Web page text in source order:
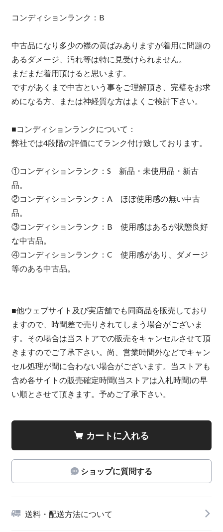
コンディションランク：B
中古品になり多少の襟の黄ばみありますが着用に問題の
あるダメージ、汚れ等は特に見受けられません。
まだまだ着用頂けると思います。
ですがあくまで中古という事をご理解頂き、完璧をお求
めになる方、または神経質な方はよくご検討下さい。
■コンディションランクについて：
弊社では4段階の評価にてランク付け致しております。
①コンディションランク：S 新品・未使用品・新古
品。
②コンディションランク：A ほぼ使用感の無い中古
品。
③コンディションランク：B 使用感はあるが状態良好
な中古品。
④コンディションランク：C 使用感があり、ダメージ
等のある中古品。
■他ウェブサイト及び実店舗でも同商品を販売しており
ますので、時間差で売りきれてしまう場合がございま
す。その場合は当ストアでの販売をキャンセルさせて頂
きますのでご了承下さい。尚、営業時間外などでキャン
セル処理が間に合わない場合がございます。当ストアも
含め各サイトの販売確定時間(当ストアは入札時間)の早
い順とさせて頂きます。予めご了承下さい。
カートに入れる
ショップに質問する
送料・配送方法について